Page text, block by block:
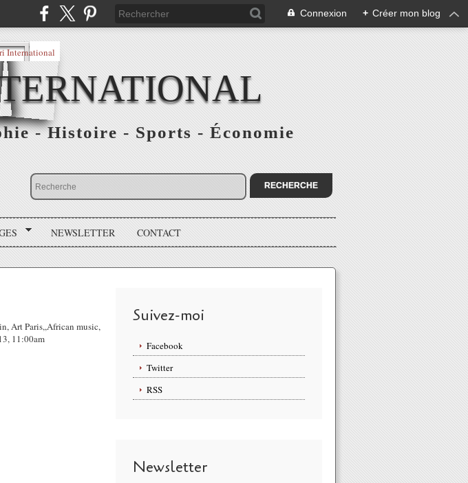
Connexion + Créer mon blog
- Histoire - Sports - Économie
NEWSLETTER CONTACT
Art Paris,,African music,
11:00am
Suivez-moi
Facebook
Twitter
RSS
Newsletter